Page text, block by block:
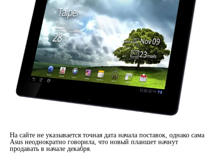
На сайте не указывается точная дата начала поставок, однако сама
Asus неоднократно говорила, что новый планшет начнут
продавать в начале декабря.